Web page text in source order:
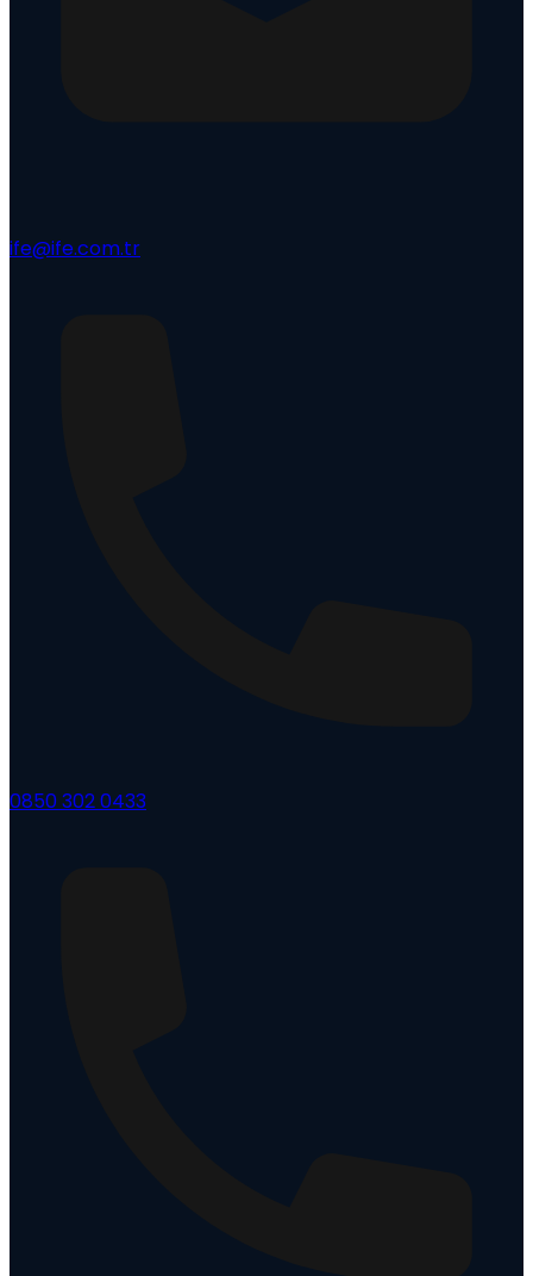
ife@ife.com.tr
0850 302 0433